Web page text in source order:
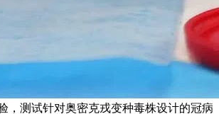
，测试针对奥密克戎变种毒株设计的冠病